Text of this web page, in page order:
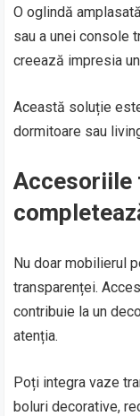
O oglindă
sau a unei console
creează impresia
Această soluție
dormitoare sau
Accesoriile
Nu doar mobilierul
transparenței.
contribuie la un
atenția.
Poți integra vaze
boluri decorative,